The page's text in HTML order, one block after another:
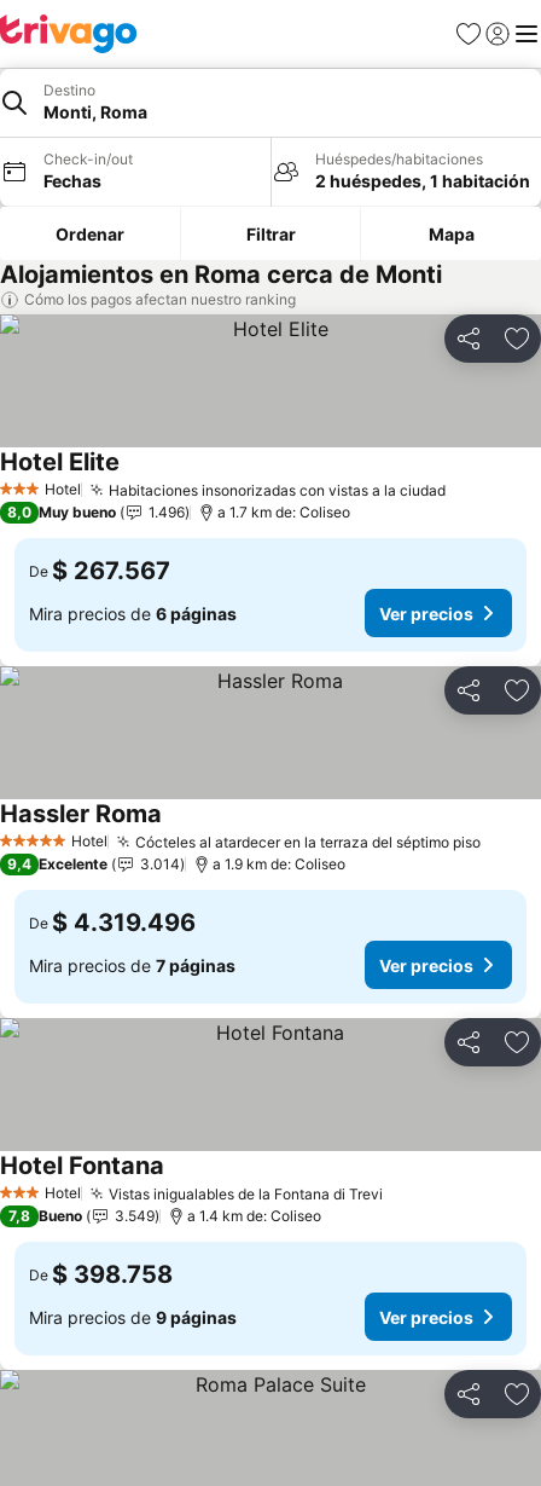
Favoritos
Iniciar
Destino
Monti, Roma
Check-in/out
Fechas
Huéspedes/habitaciones
2 huéspedes, 1 habitación
Ordenar Filtrar Mapa
Alojamientos en Roma cerca de Monti
Cómo los pagos afectan nuestro ranking
Compartir
3 Estrellas
Hotel Habitaciones insonorizadas con vistas a la ciudadVer
Hotel Elite
8,0 Muy bueno 1.496 a 1.7 km de: Coliseo
De $ 267.567
Mira precios de 6 páginas Ver precios
Compartir
5 Estrellas Hotel Cócteles al atardecer en la terraza del séptimo pisoVer
Hassler Roma
9,4 Excelente 3.014 a 1.9 km de: Coliseo
De $ 4.319.496
Mira precios de 7 páginas Ver precios
Compartir
3 Estrellas
Hotel Vistas inigualables de la Fontana di Trevi
Hotel Fontana
7,8 Bueno 3.549 a 1.4 km de: Coliseo
De $ 398.758
Mira precios de 9 páginas Ver precios
Compartir